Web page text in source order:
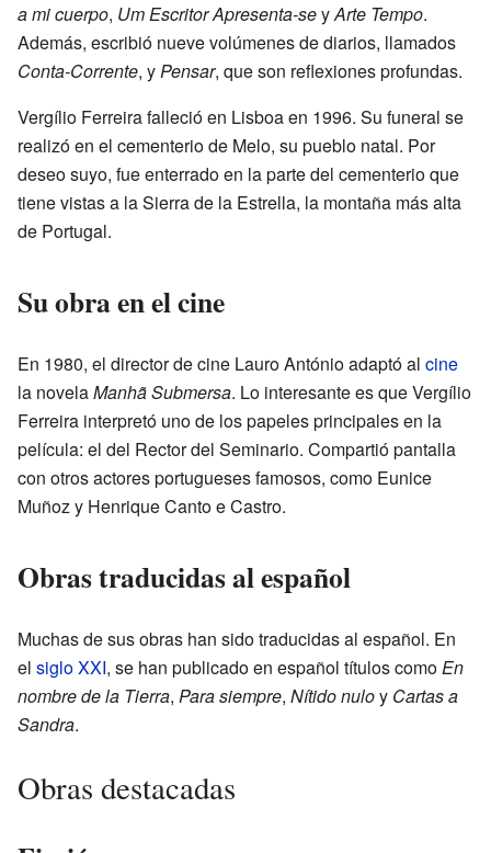
a mi cuerpo, Um Escritor Apresenta-seyArte Tempo.
Además, escribió nueve volúmenes de diarios, llamados
Conta-Corrente, yPensar, que son reflexiones profundas.
Vergílio Ferreira falleció en Lisboa en 1996. Su funeral se
realizó en el cementerio de Melo, su pueblo natal. Por
deseo suyo, fue enterrado en la parte del cementerio que
tiene vistas a la Sierra de la Estrella, la montaña más alta
de Portugal.
Su obra en el cine
En 1980, el director de cine Lauro António adaptó al cine
la novelaManhã Submersa. Lo interesante es que Vergílio
Ferreira interpretó uno de los papeles principales en la
película: el del Rector del Seminario. Compartió pantalla
con otros actores portugueses famosos, como Eunice
Muñoz y Henrique Canto e Castro.
Obras traducidas al español
Muchas de sus obras han sido traducidas al español. En
el siglo XXI, se han publicado en español títulos comoEn
nombre de la Tierra, Para siempre, Nítido nuloy Cartas a
Sandra.
Obras destacadas